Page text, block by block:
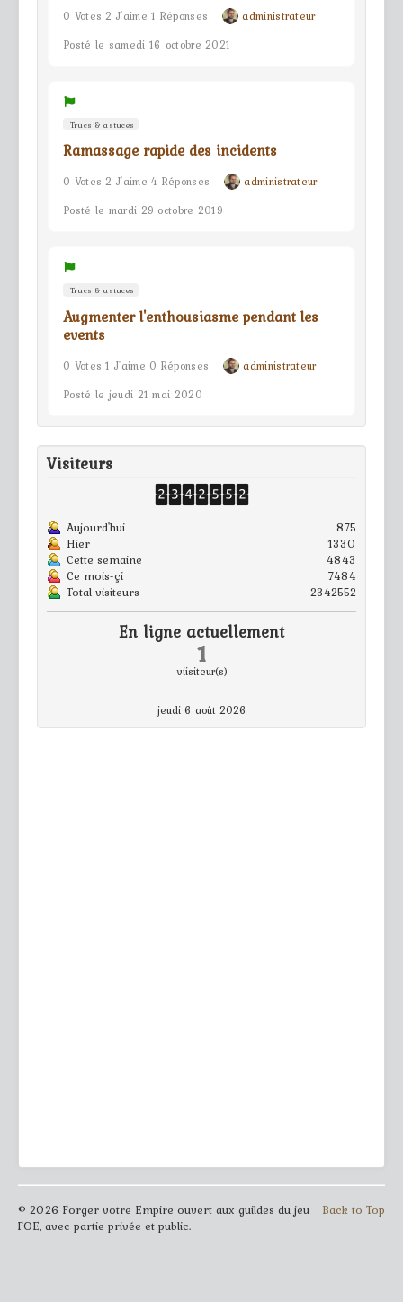
0 Votes 2 J'aime 1 Réponses
administrateur
Posté le samedi 16 octobre 2021
Trucs & astuces
Ramassage rapide des incidents
0 Votes 2 J'aime 4 Réponses
administrateur
Posté le mardi 29 octobre 2019
Trucs & astuces
Augmenter l'enthousiasme pendant les
events
0 Votes 1 J'aime 0 Réponses
administrateur
Posté le jeudi 21 mai 2020
Visiteurs
Aujourd'hui
875
Hier
1330
Cette semaine
4843
Ce mois-çi
7484
Total visiteurs
2342552
En ligne actuellement
1
viisiteur(s)
jeudi 6 août 2026
Back to Top
© 2026 Forger votre Empire ouvert aux guildes du jeu
FOE, avec partie privée et public.